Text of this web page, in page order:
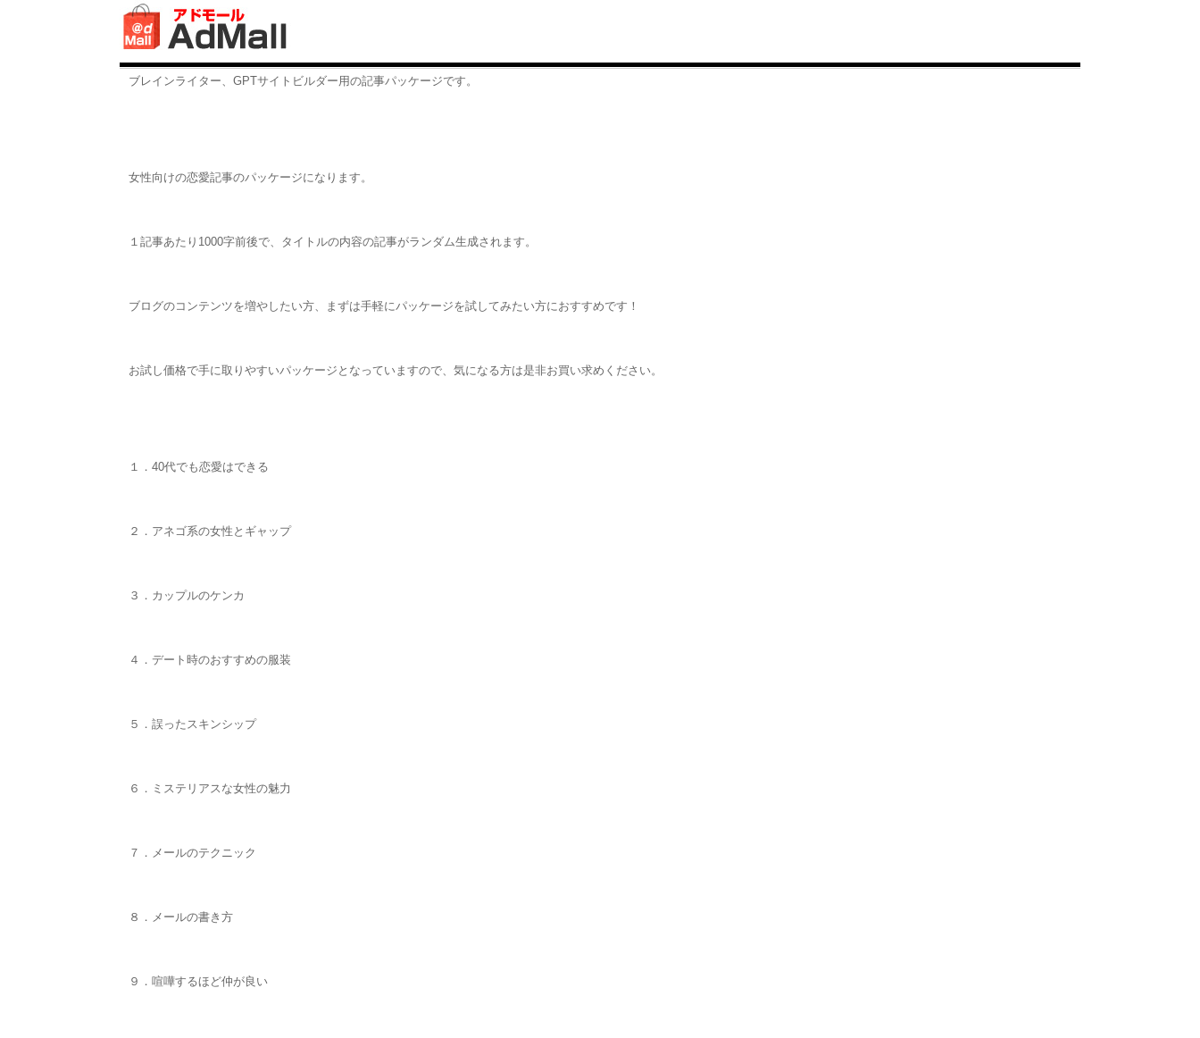
ブレインライター、GPTサイトビルダー用の記事パッケージです。
女性向けの恋愛記事のパッケージになります。
１記事あたり1000字前後で、タイトルの内容の記事がランダム生成されます。
ブログのコンテンツを増やしたい方、まずは手軽にパッケージを試してみたい方におすすめです！
お試し価格で手に取りやすいパッケージとなっていますので、気になる方は是非お買い求めください。
１．40代でも恋愛はできる
２．アネゴ系の女性とギャップ
３．カップルのケンカ
４．デート時のおすすめの服装
５．誤ったスキンシップ
６．ミステリアスな女性の魅力
７．メールのテクニック
８．メールの書き方
９．喧嘩するほど仲が良い